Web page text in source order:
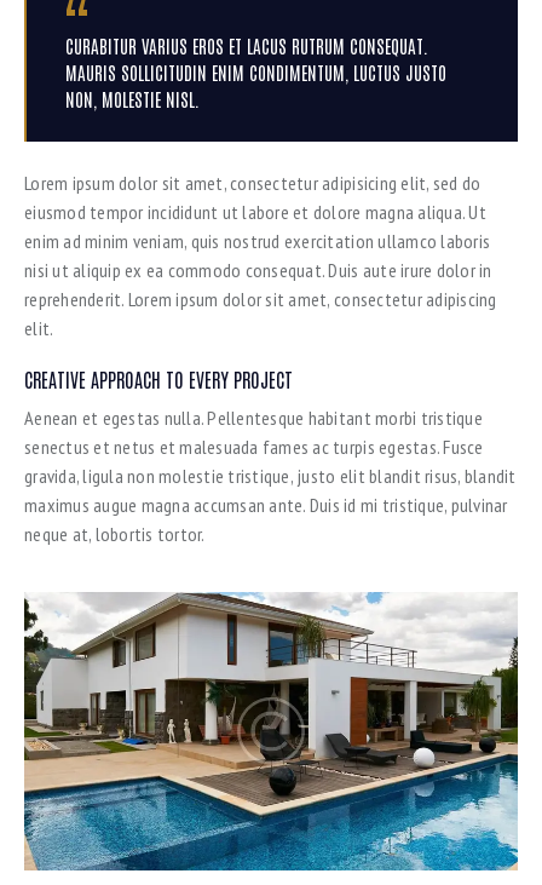
CURABITUR VARIUS EROS ET LACUS RUTRUM CONSEQUAT.
MAURIS SOLLICITUDIN ENIM CONDIMENTUM, LUCTUS JUSTO
NON, MOLESTIE NISL.
Lorem ipsum dolor sit amet, consectetur adipisicing elit, sed do
eiusmod tempor incididunt ut labore et dolore magna aliqua. Ut
enim ad minim veniam, quis nostrud exercitation ullamco laboris
nisi ut aliquip ex ea commodo consequat. Duis aute irure dolor in
reprehenderit. Lorem ipsum dolor sit amet, consectetur adipiscing
elit.
CREATIVE APPROACH TO EVERY PROJECT
Aenean et egestas nulla. Pellentesque habitant morbi tristique
senectus et netus et malesuada fames ac turpis egestas. Fusce
gravida, ligula non molestie tristique, justo elit blandit risus, blandit
maximus augue magna accumsan ante. Duis id mi tristique, pulvinar
neque at, lobortis tortor.